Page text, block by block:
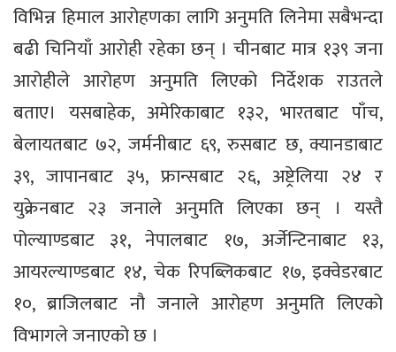
विभिन्न हिमाल आरोहणका लागि अनुमति लिनेमा सबैभन्दा
बढी चिनियाँ आरोही रहेका छन् । चीनबाट मात्र १३९ जना
आरोहीले आरोहण अनुमति लिएको निर्देशक राउतले
बताए। यसबाहेक, अमेरिकाबाट १३२, भारतबाट पाँच,
बेलायतबाट ७२, जर्मनीबाट ६९, रुसबाट छ, क्यानडाबाट
३९, जापानबाट ३५, फ्रान्सबाट २६, अष्ट्रेलिया २४ र
युक्रेनबाट २३ जनाले अनुमति लिएका छन् । यस्तै
पोल्याण्डबाट ३१, नेपालबाट १७, अर्जेन्टिनाबाट १३,
आयरल्याण्डबाट १४, चेक रिपब्लिकबाट १७, इक्वेडरबाट
१०, ब्राजिलबाट नौ जनाले आरोहण अनुमति लिएको
विभागले जनाएको छ ।